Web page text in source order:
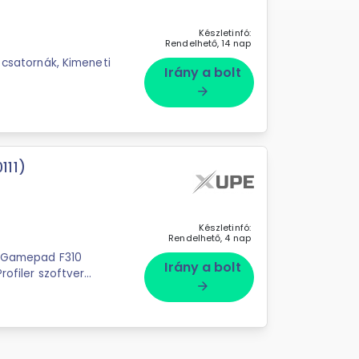
csatornák, Kimeneti
Készletinfó:
Rendelhető, 14 nap
Irány a bolt
arrow_forward
F310
szoftver
Készletinfó:
Rendelhető, 4 nap
Irány a bolt
arrow_forward